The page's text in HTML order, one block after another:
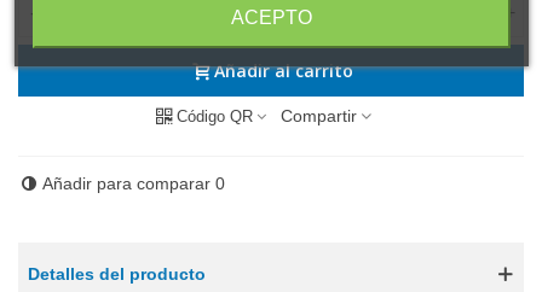
- +
Añadir al carrito
Código QR Compartir
Añadir para comparar 0
Detalles del producto
ACEPTO